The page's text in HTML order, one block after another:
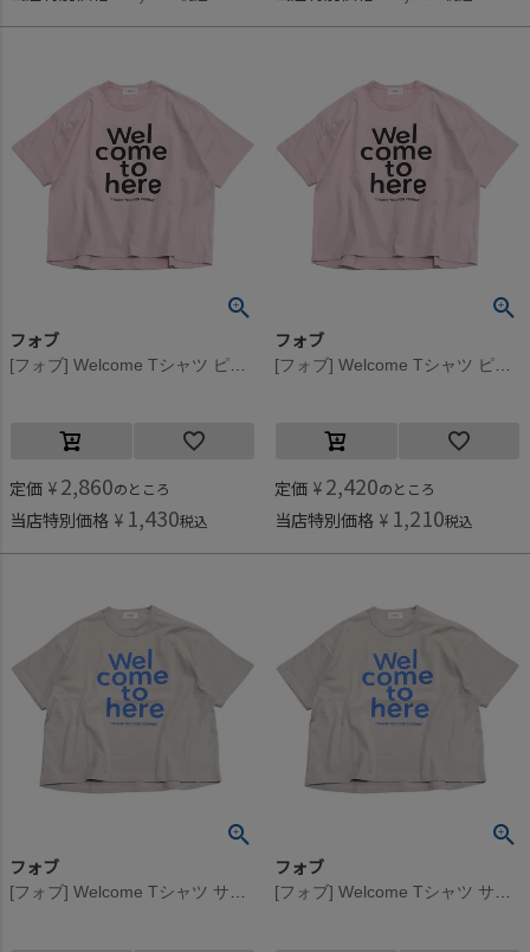
フォブ
定価 ¥ 2,860のところ
当店特別価格 ¥ 1,430税込
フォブ
定価 ¥ 2,420のところ
当店特別価格 ¥ 1,210税込
フォブ フォブ